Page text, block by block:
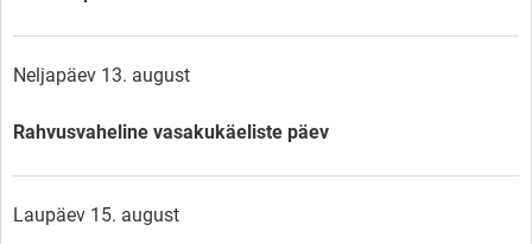
Neljapäev 13. august
Rahvusvaheline vasakukäeliste päev
Laupäev 15. august